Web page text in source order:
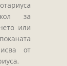
за
или
от